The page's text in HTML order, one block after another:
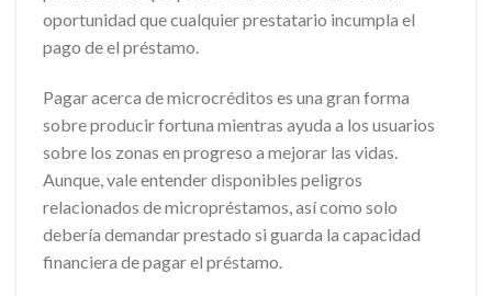
oportunidad que cualquier prestatario incumpla el
pago de el préstamo.
Pagar acerca de microcréditos es una gran forma
sobre producir fortuna mientras ayuda a los usuarios
sobre los zonas en progreso a mejorar las vidas.
Aunque, vale entender disponibles peligros
relacionados de micropréstamos, así­ como solo
debería demandar prestado si guarda la capacidad
financiera de pagar el préstamo.